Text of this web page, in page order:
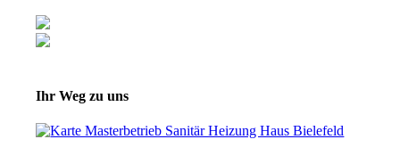
Ihr Weg zu uns